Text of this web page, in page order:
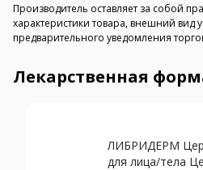
Производитель оставляет за собой
характеристики товара, внешний вид
предварительного уведомления
Лекарственная
ЛИБРИДЕРМ
для лица/тела